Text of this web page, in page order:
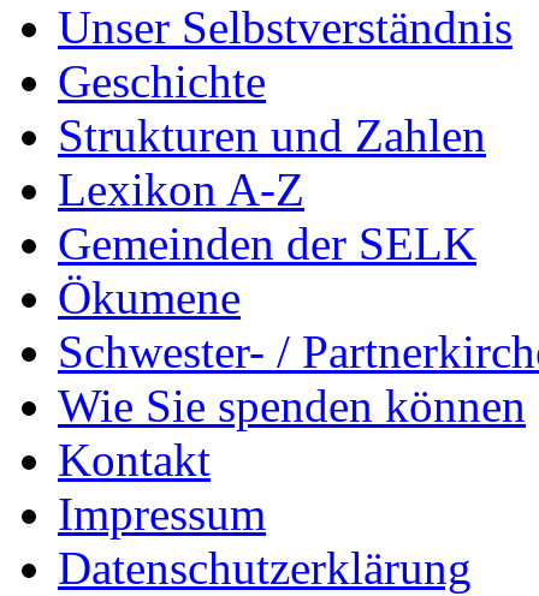
Unser Selbstverständnis
Geschichte
Strukturen und Zahlen
Lexikon A-Z
Gemeinden der SELK
Ökumene
Schwester- /
Wie Sie spenden können
Kontakt
Impressum
Datenschutzerklärung